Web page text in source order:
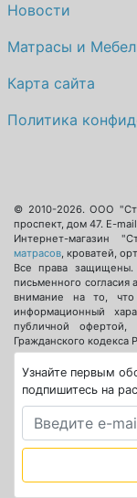
Новости
Матрасы и
Карта сайта
Политика
© 2010-2026.ООО
проспект, дом 47. E-
Интернет-магазин
матрасов, кроватей,
Все права защищены.
письменного
внимание на то, что
информационный
публичной
Гражданского кодекса
Узнайте первым
подпишитесь на